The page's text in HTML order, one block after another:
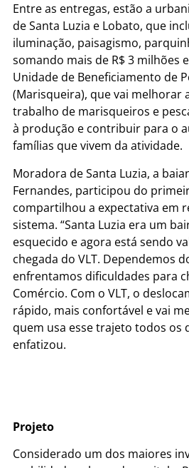
Entre as entregas, estão a
de Santa Luzia e Lobato, que
iluminação, paisagismo,
somando mais de R$ 3 milhões
Unidade de Beneficiamento de
(Marisqueira), que vai melhorar
trabalho de marisqueiros e
à produção e contribuir para o
famílias que vivem da atividade.
Moradora de Santa Luzia, a
Fernandes, participou do
compartilhou a expectativa em
sistema. “Santa Luzia era um
esquecido e agora está sendo
chegada do VLT. Dependemos
enfrentamos dificuldades para
Comércio. Com o VLT, o
rápido, mais confortável e vai
quem usa esse trajeto todos os
enfatizou.
Projeto
Considerado um dos maiores